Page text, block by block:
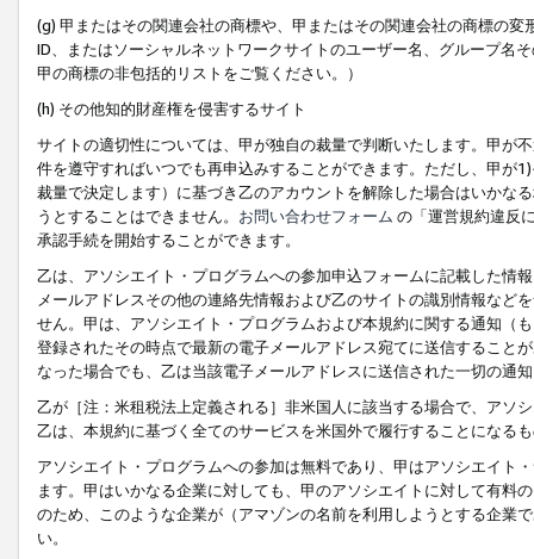
(g) 甲またはその関連会社の商標や、甲またはその関連会社の商標の
ID、またはソーシャルネットワークサイトのユーザー名、グループ名
甲の商標の非包括的リストをご覧ください。）
(h) その他知的財産権を侵害するサイト
サイトの適切性については、甲が独自の裁量で判断いたします。甲が
件を遵守すればいつでも再申込みすることができます。ただし、甲が
裁量で決定します）に基づき乙のアカウントを解除した場合はいかな
うとすることはできません。 お問い合わせフォーム の「運営規約違反
承認手続を開始することができます。
乙は、アソシエイト・プログラムへの参加申込フォームに記載した情
メールアドレスその他の連絡先情報および乙のサイトの識別情報など
せん。甲は、アソシエイト・プログラムおよび本規約に関する通知（
登録されたその時点で最新の電子メールアドレス宛てに送信すること
なった場合でも、乙は当該電子メールアドレスに送信された一切の通
乙が［注：米租税法上定義される］非米国人に該当する場合で、アソ
乙は、本規約に基づく全てのサービスを米国外で履行することになる
アソシエイト・プログラムへの参加は無料であり、甲はアソシエイト
ます。甲はいかなる企業に対しても、甲のアソシエイトに対して有料
のため、このような企業が（アマゾンの名前を利用しようとする企業
い。